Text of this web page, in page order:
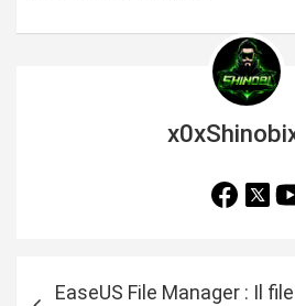
EaseUS File Manager : Il